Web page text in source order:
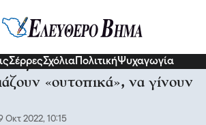
ΣέρρεςΣχόλια ΠολιτικήΨυχαγωγία
Μόνο το ΠΑΣΟΚ
«ουτοπικά», να γίνουν
Οκτ 2022, 10:15